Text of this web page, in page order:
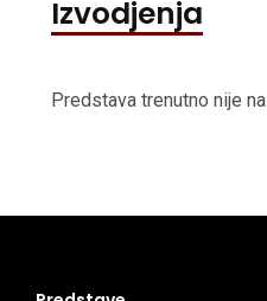
Izvodjenja
Predstava trenutno nije